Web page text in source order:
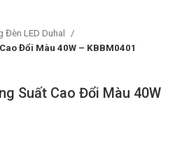
Đèn LED Duhal
Đổi Màu 40W – KBBM0401
Suất Cao Đổi Màu 40W